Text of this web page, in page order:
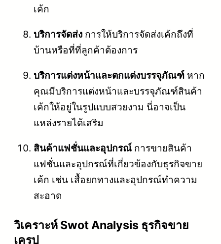
เค้ก
บริการจัดส่ง การให้บริการจัดส่งเค้กถึงที่
บ้านหรือที่ที่ลูกค้าต้องการ
บริการแต่งหน้าและตกแต่งบรรจุภัณฑ์ หาก
คุณมีบริการแต่งหน้าและบรรจุภัณฑ์สินค้า
เค้กให้อยู่ในรูปแบบสวยงาม นี่อาจเป็น
แหล่งรายได้เสริม
สินค้าแฟชั่นและอุปกรณ์ การขายสินค้า
แฟชั่นและอุปกรณ์ที่เกี่ยวข้องกับธุรกิจขาย
เค้ก เช่น เสื้อยกทางและอุปกรณ์ทำความ
สะอาด
วิเคราะห์ Swot Analysis ธุรกิจขาย
เครป